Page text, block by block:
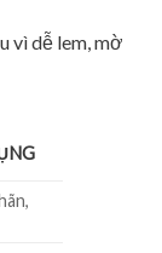
vì dễ lem, mờ